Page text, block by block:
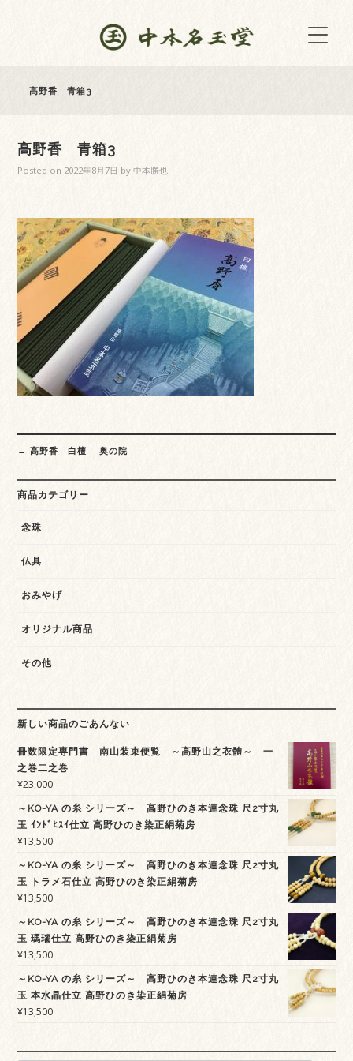
高野香 青箱3
高野香 青箱3
Posted on 2022年8月7日 by中本勝也
Post
navigation
← 高野香 白檀 奥の院
商品カテゴリー
念珠
仏具
おみやげ
オリジナル商品
その他
新しい商品のごあんない
冊数限定専門書 南山装束便覧 ～高野山之衣體～ 一
之巻二之巻
¥23,000
～KO-YA の糸 シリーズ～ 高野ひのき本連念珠 尺2寸丸
玉 ｲﾝﾄﾞﾋｽｲ仕立 高野ひのき染正絹菊房
¥13,500
～KO-YA の糸 シリーズ～ 高野ひのき本連念珠 尺2寸丸
玉 トラメ石仕立 高野ひのき染正絹菊房
¥13,500
～KO-YA の糸 シリーズ～ 高野ひのき本連念珠 尺2寸丸
玉 瑪瑙仕立 高野ひのき染正絹菊房
¥13,500
～KO-YA の糸 シリーズ～ 高野ひのき本連念珠 尺2寸丸
玉 本水晶仕立 高野ひのき染正絹菊房
¥13,500